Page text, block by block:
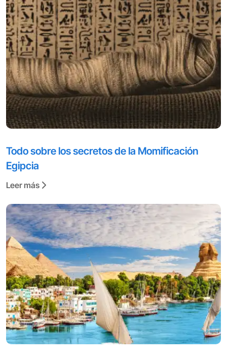
Todo sobre los secretos de la Momificación
Egipcia
Leer más